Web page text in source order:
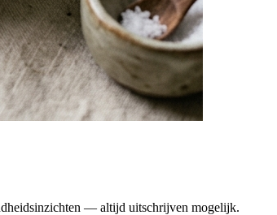
— altijd uitschrijven mogelijk.